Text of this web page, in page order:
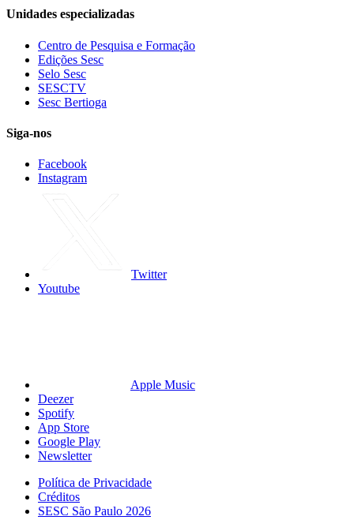
Unidades especializadas
Centro de Pesquisa e Formação
Edições Sesc
Selo Sesc
SESCTV
Sesc Bertioga
Siga-nos
Facebook
Instagram
Twitter
Youtube
Apple Music
Deezer
Spotify
App Store
Google Play
Newsletter
Política de Privacidade
Créditos
SESC São Paulo 2026